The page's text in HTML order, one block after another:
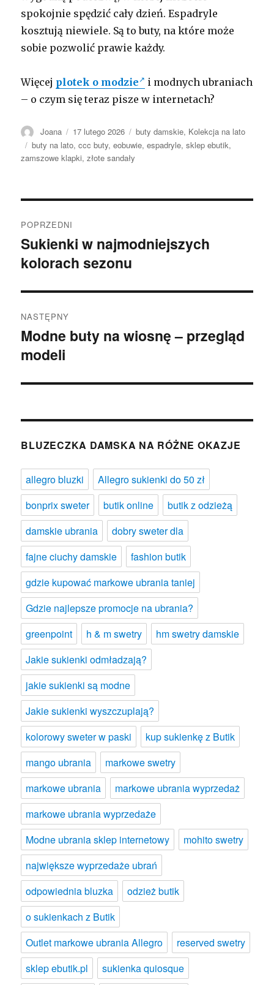
spokojnie spędzić cały dzień. Espadryle
kosztują niewiele. Są to buty, na które może
sobie pozwolić prawie każdy.
Więcej plotek o modzie
i modnych ubraniach
– o czym się teraz pisze w internetach?
Autor
Joana Opublikowano
17 lutego 2026 Kategorie
buty damskie, Kolekcja na lato
Tagi
buty na lato,ccc buty,eobuwie,espadryle,sklep ebutik,
zamszowe klapki,złote sandały
wpisu
POPRZEDNI
Poprzedni
wpis:
Sukienki w najmodniejszych
kolorach sezonu
NASTĘPNY
Następny
wpis:
Modne buty na wiosnę – przegląd
modeli
BLUZECZKA DAMSKA NA RÓŻNE OKAZJE
allegro bluzki
Allegro sukienki do 50 zł
bonprix sweter
butik online
butik z odzieżą
damskie ubrania
dobry sweter dla
fajne ciuchy damskie
fashion butik
gdzie kupować markowe ubrania taniej
Gdzie najlepsze promocje na ubrania?
greenpoint
h & m swetry
hm swetry damskie
Jakie sukienki odmładzają?
jakie sukienki są modne
Jakie sukienki wyszczuplają?
kolorowy sweter w paski
kup sukienkę z Butik
mango ubrania
markowe swetry
markowe ubrania
markowe ubrania wyprzedaż
markowe ubrania wyprzedaże
Modne ubrania sklep internetowy
mohito swetry
największe wyprzedaże ubrań
odpowiednia bluzka
odzież butik
o sukienkach z Butik
Outlet markowe ubrania Allegro
reserved swetry
sklep ebutik.pl
sukienka quiosque